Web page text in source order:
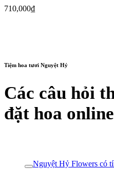
710,000₫
Tiệm hoa tươi Nguyệt Hỷ
Các câu hỏi
đặt hoa online
Nguyệt Hỷ Flowers có